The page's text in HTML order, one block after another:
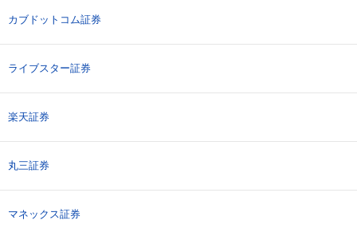
カブドットコム証券
ライブスター証券
楽天証券
丸三証券
マネックス証券